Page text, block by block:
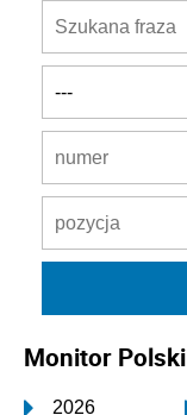
Monitor Polski
2026